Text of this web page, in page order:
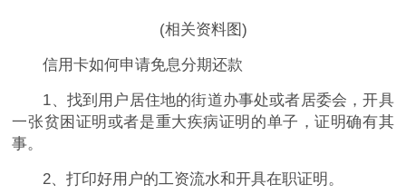
(相关资料图)
信用卡如何申请免息分期还款
1、找到用户居住地的街道办事处或者居委会，开具
一张贫困证明或者是重大疾病证明的单子，证明确有其
事。
2、打印好用户的工资流水和开具在职证明。